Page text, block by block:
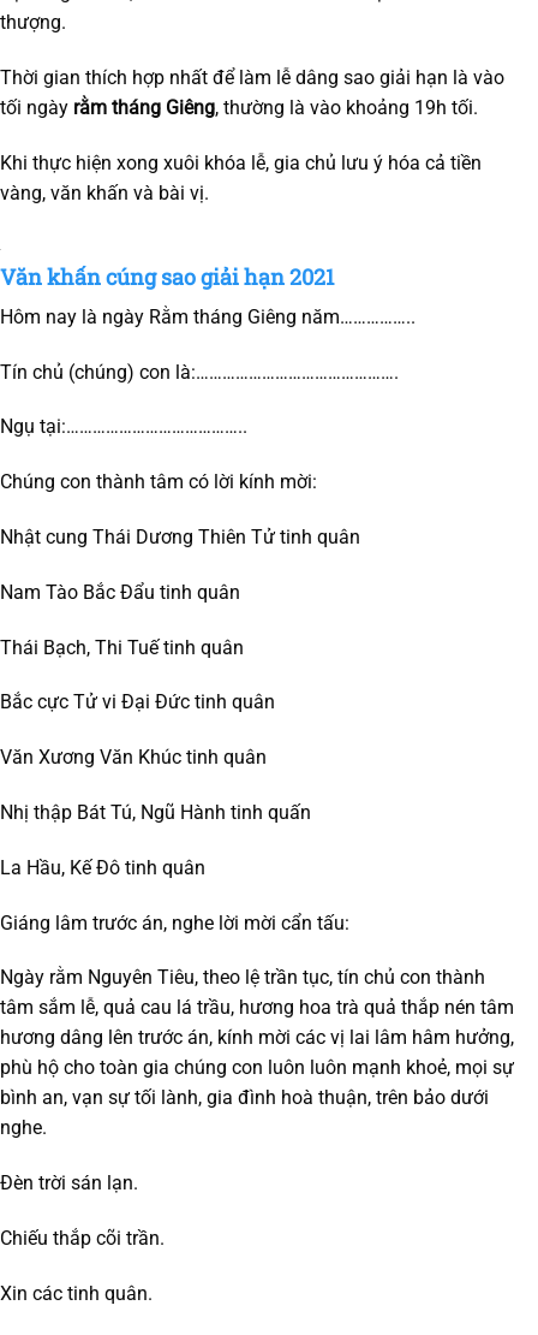
thượng.
Thời gian thích hợp nhất để làm lễ dâng sao giải hạn là vào
tối ngày rằm tháng Giêng, thường là vào khoảng 19h tối.
Khi thực hiện xong xuôi khóa lễ, gia chủ lưu ý hóa cả tiền
vàng, văn khấn và bài vị.
Văn khấn cúng sao giải hạn 2021
Hôm nay là ngày Rằm tháng Giêng năm……………..
Tín chủ (chúng) con là:……………………………………….
Ngụ tại:…………………………………..
Chúng con thành tâm có lời kính mời:
Nhật cung Thái Dương Thiên Tử tinh quân
Nam Tào Bắc Đẩu tinh quân
Thái Bạch, Thi Tuế tinh quân
Bắc cực Tử vi Đại Đức tinh quân
Văn Xương Văn Khúc tinh quân
Nhị thập Bát Tú, Ngũ Hành tinh quấn
La Hầu, Kế Đô tinh quân
Giáng lâm trước án, nghe lời mời cẩn tấu:
Ngày rằm Nguyên Tiêu, theo lệ trần tục, tín chủ con thành
tâm sắm lễ, quả cau lá trầu, hương hoa trà quả thắp nén tâm
hương dâng lên trước án, kính mời các vị lai lâm hâm hưởng,
phù hộ cho toàn gia chúng con luôn luôn mạnh khoẻ, mọi sự
bình an, vạn sự tối lành, gia đình hoà thuận, trên bảo dưới
nghe.
Đèn trời sán lạn.
Chiếu thắp cõi trần.
Xin các tinh quân.